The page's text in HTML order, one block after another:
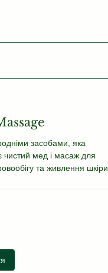
засобами, яка
чистий мед і масаж для
та живлення шкіри.